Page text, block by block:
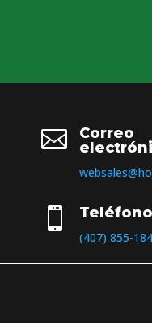

Correo
 Teléfono
(407) 855-